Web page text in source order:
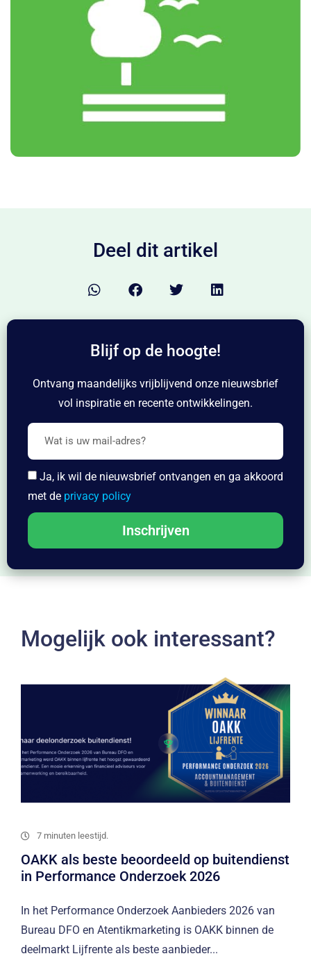
Deel dit artikel
Blijf op de hoogte!
Ontvang maandelijks vrijblijvend onze nieuwsbrief
vol inspiratie en recente ontwikkelingen.
Ja, ik wil de nieuwsbrief ontvangen en ga akkoord
met de privacy policy
Inschrijven
Mogelijk ook interessant?
7 minuten leestijd.
OAKK als beste beoordeeld op buitendienst
in Performance Onderzoek 2026
In het Performance Onderzoek Aanbieders 2026 van
Bureau DFO en Atentikmarketing is OAKK binnen de
deelmarkt Lijfrente als beste aanbieder...